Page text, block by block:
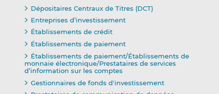
Dépositaires Centraux de Titres (DCT)
Entreprises d’investissement
Établissements de crédit
Établissements de paiement
Établissements de paiement/Établissements de
monnaie électronique/Prestataires de services
d’information sur les comptes
Gestionnaires de fonds d'investissement